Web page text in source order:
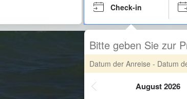
Check-in
Bitte geben Sie zur
Datum der Anreise - Datum
August 2026